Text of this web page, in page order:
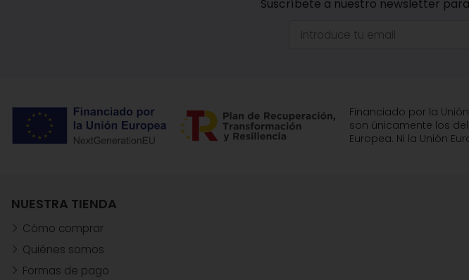
Suscríbete a nuestro newsletter
Financiado por la
son únicamente los
Europea. Ni la Unión
NUESTRA TIENDA
Cómo comprar
Quiénes somos
Formas de pago